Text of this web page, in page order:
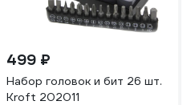
499 ₽
Набор головок и бит 26 шт.
Kroft 202011